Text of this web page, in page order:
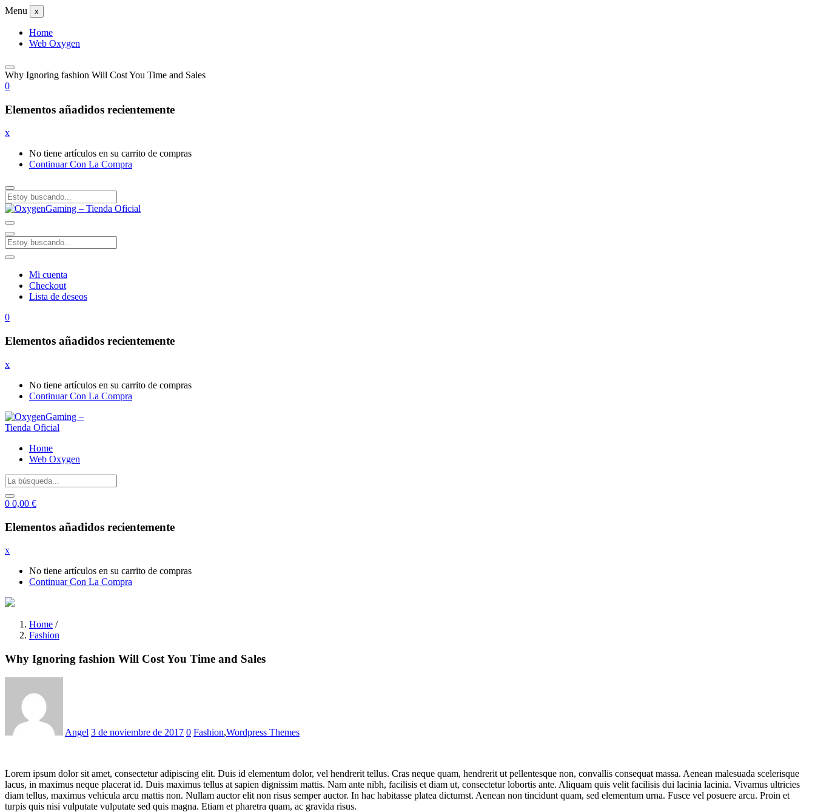
Menu x
Home
Web Oxygen
Why Ignoring fashion Will Cost You Time and Sales
0
Elementos añadidos recientemente
x
No tiene artículos en su carrito de compras
Continuar Con La Compra
Mi cuenta
Checkout
Lista de deseos
0
Elementos añadidos recientemente
x
No tiene artículos en su carrito de compras
Continuar Con La Compra
Home
Web Oxygen
0 0,00 €
Elementos añadidos recientemente
x
No tiene artículos en su carrito de compras
Continuar Con La Compra
Home /
Fashion
Why Ignoring fashion Will Cost You Time and Sales
Angel 3 de noviembre de 2017 0 Fashion,Wordpress Themes
Lorem ipsum dolor sit amet, consectetur adipiscing elit. Duis id elementum dolor, vel hendrerit tellus. Cras neque quam, hendrerit ut pellentesque non, convallis consequat massa. Aenean malesuada scelerisque
lacus, in maximus neque placerat id. Duis maximus tellus at sapien dignissim mattis. Nam ante nibh, facilisis et diam ut, consectetur lobortis ante. Aliquam quis velit facilisis dui lacinia lacinia. Vivamus ultricies
diam tellus, maximus vehicula arcu mattis non. Nullam auctor elit non risus semper auctor. In hac habitasse platea dictumst. Aenean non tincidunt quam, sed elementum urna. Fusce vel posuere arcu. Proin et
turpis quis nisi vulputate vulputate sed quis magna. Etiam et pharetra quam, ac gravida risus.